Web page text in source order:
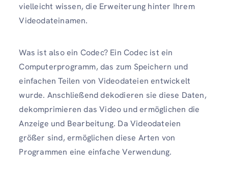
vielleicht wissen, die Erweiterung hinter Ihrem
Videodateinamen.
Was ist also ein Codec? Ein Codec ist ein
Computerprogramm, das zum Speichern und
einfachen Teilen von Videodateien entwickelt
wurde. Anschließend dekodieren sie diese Daten,
dekomprimieren das Video und ermöglichen die
Anzeige und Bearbeitung. Da Videodateien
größer sind, ermöglichen diese Arten von
Programmen eine einfache Verwendung.